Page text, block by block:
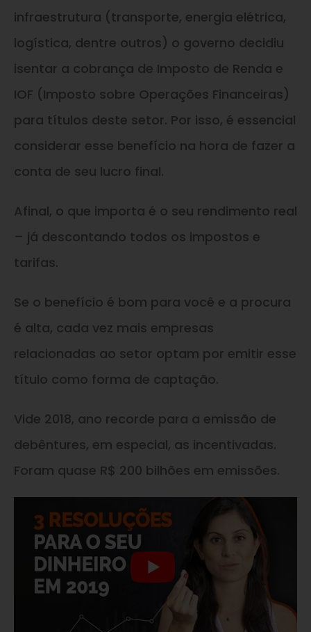
infraestrutura (transporte, energia elétrica,
logística, dentre outros) o governo decidiu
isentar a cobrança de Imposto de Renda e
IOF (Imposto sobre Operações Financeiras)
para títulos deste setor. Por isso, é essencial
considerar esse benefício na hora de fazer a
conta de seu lucro final.
Afinal, o que importa é o seu rendimento real
– já descontando todos os impostos e
tarifas.
Se o benefício é bom para você e a procura
é alta, cada vez mais empresas
relacionadas ao setor optam por emitir esse
título como forma de captação.
Vide 2018, ano recorde para a emissão de
debêntures, em especial, as incentivadas.
Foram quase R$ 200 bilhões em emissões.